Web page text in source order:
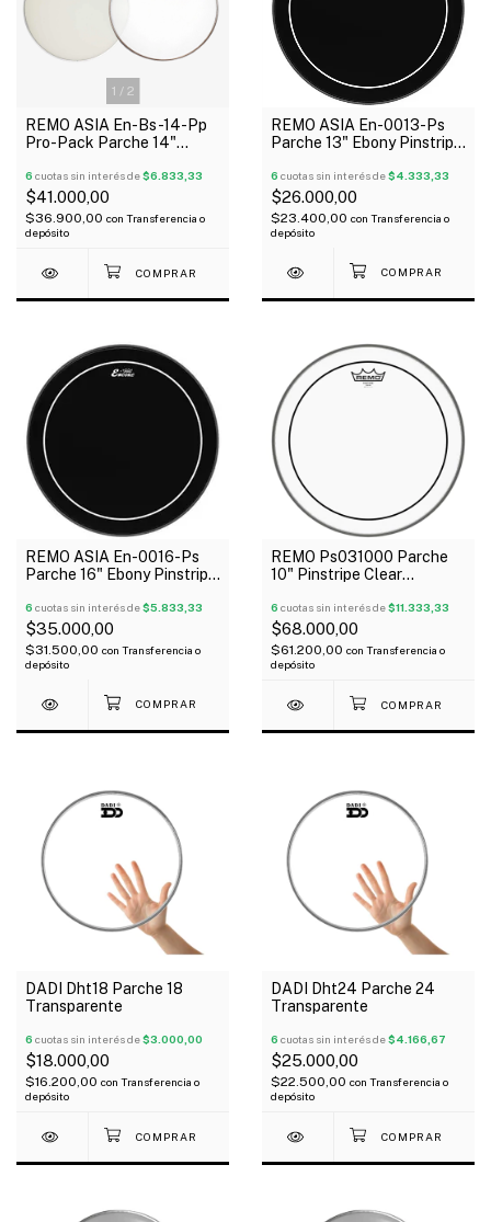
1 / 2
REMO ASIA En-Bs-14-Pp
Pro-Pack Parche 14"
6 cuotas sin interés de$6.833,33
$41.000,00
$36.900,00 con Transferencia o
depósito
REMO ASIA En-0013-Ps
Parche 13" Ebony Pinstripe
6 cuotas sin interés de$4.333,33
$26.000,00
$23.400,00 con Transferencia o
depósito
REMO ASIA En-0016-Ps
Parche 16" Ebony Pinstripe
6 cuotas sin interés de$5.833,33
$35.000,00
$31.500,00 con Transferencia o
depósito
REMO Ps031000 Parche
10" Pinstripe Clear
6 cuotas sin interés de$11.333,33
$68.000,00
$61.200,00 con Transferencia o
depósito
DADI Dht18 Parche 18
Transparente
6 cuotas sin interés de$3.000,00
$18.000,00
$16.200,00 con Transferencia o
depósito
DADI Dht24 Parche 24
Transparente
6 cuotas sin interés de$4.166,67
$25.000,00
$22.500,00 con Transferencia o
depósito